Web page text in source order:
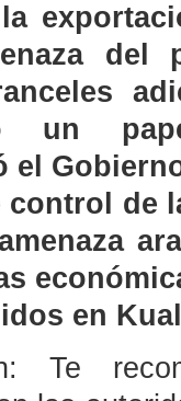
del
un
el
control de
en
Te